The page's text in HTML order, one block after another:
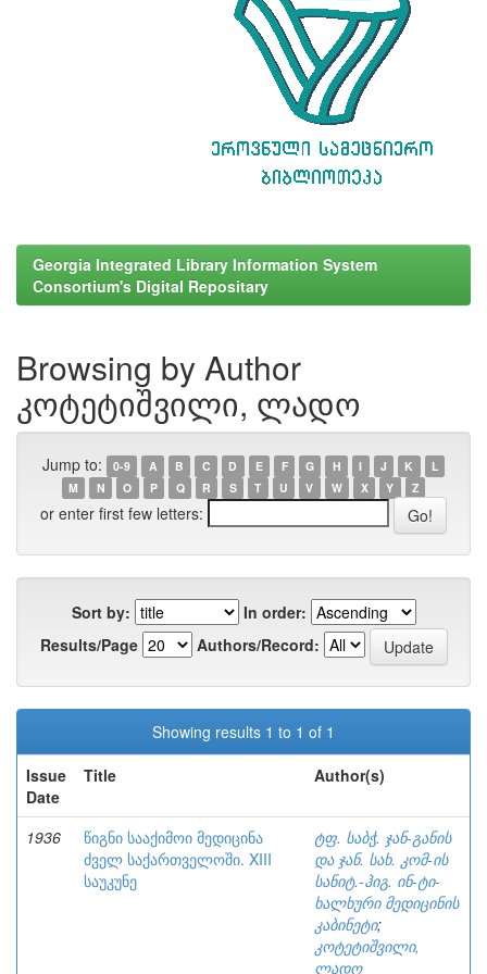
Georgia Integrated Library Information System
Consortium's Digital Repositary
Browsing by Author
კოტეტიშვილი, ლადო
Jump to: 0-9 A B C D E F G H I J K
L
M
N O P Q R S T U V W X Y Z
or enter first few letters:
Sort by:
In order:
Results/Page
Authors/Record:
Showing results 1 to 1 of 1
Issue
Date
Title Author(s)
1936
წიგნი სააქიმოი მედიცინა
ძველ საქართველოში. XIII
საუკუნე
ტფ. საბჭ. ჯან-განის
და ჯან. სახ. კომ-ის
სანიტ.-ჰიგ. ინ-ტი-
ხალხური მედიცინის
კაბინეტი;
კოტეტიშვილი,
ლადო